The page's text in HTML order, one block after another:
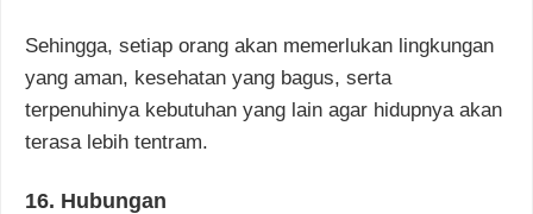
Sehingga, setiap orang akan memerlukan lingkungan
yang aman, kesehatan yang bagus, serta
terpenuhinya kebutuhan yang lain agar hidupnya akan
terasa lebih tentram.
16. Hubungan